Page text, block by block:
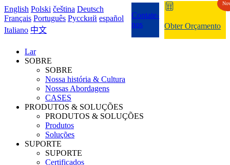
English Polski čeština Deutsch
Français Português Pycckий español
Italiano 中文
Contate-
nos
Obter Orçamento
Lar
SOBRE
SOBRE
Nossa história & Cultura
Nossas Abordagens
CASES
PRODUTOS & SOLUÇÕES
PRODUTOS & SOLUÇÕES
Produtos
Soluções
SUPORTE
SUPORTE
Certificados